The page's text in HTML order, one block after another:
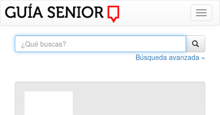
Búsqueda avanzada »